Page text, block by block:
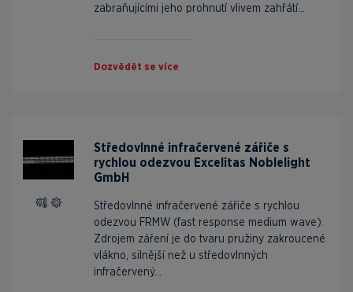
zabraňujícími jeho prohnutí vlivem zahřátí...
Dozvědět se více
Středovlnné infračervené zářiče s
rychlou odezvou Excelitas Noblelight
GmbH
Středovlnné infračervené zářiče s rychlou
odezvou FRMW (fast response medium wave).
Zdrojem záření je do tvaru pružiny zakroucené
vlákno, silnější než u středovlnných
infračervený...